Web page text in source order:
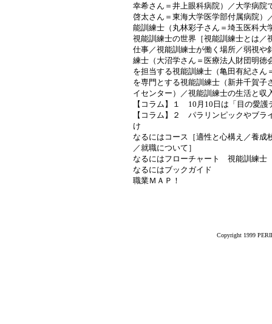
幸希さん＝井上眼科病院）／大学病院
啓太さん＝東海大学医学部付属病院）
能訓練士（丸林彩子さん＝埼玉医科大
視能訓練士の世界［視能訓練士とは／
仕事／視能訓練士が働く場所／弱視や
練士（大沼学さん＝医療法人財団明徳
を担当する視能訓練士（亀田有紀さん
を専門とする視能訓練士（新井千賀子
イセンター）／視能訓練士の生活と収
【コラム】１ 10月10日は「目の愛護
【コラム】２ パラリンピックやブラ
け
なるにはコース［適性と心構え／養成
／就職について］
なるにはフローチャート 視能訓練士
なるにはブックガイド
職業ＭＡＰ！
Copyright 1999